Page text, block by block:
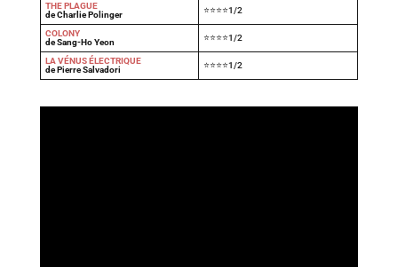
THE PLAGUE
de Charlie Polinger
⭐⭐⭐⭐1/2
COLONY
de Sang-Ho Yeon
⭐⭐⭐⭐1/2
LA VÉNUS ÉLECTRIQUE
de Pierre Salvadori
⭐⭐⭐⭐1/2